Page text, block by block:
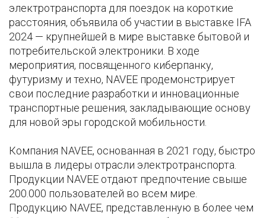
электротранспорта для поездок на короткие
расстояния, объявила об участии в выставке IFA
2024 — крупнейшей в мире выставке бытовой и
потребительской электроники. В ходе
мероприятия, посвященного киберпанку,
футуризму и техно, NAVEE продемонстрирует
свои последние разработки и инновационные
транспортные решения, закладывающие основу
для новой эры городской мобильности.
Компания NAVEE, основанная в 2021 году, быстро
вышла в лидеры отрасли электротранспорта.
Продукции NAVEE отдают предпочтение свыше
200.000 пользователей во всем мире.
Продукцию NAVEE, представленную в более чем